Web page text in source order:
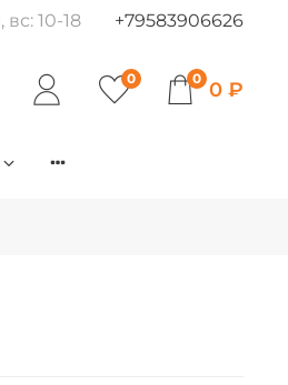
10-18 +79583906626
0 0 0 ₽